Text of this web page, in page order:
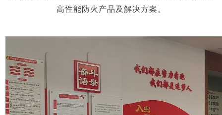
高性能防火产品及解决方案。